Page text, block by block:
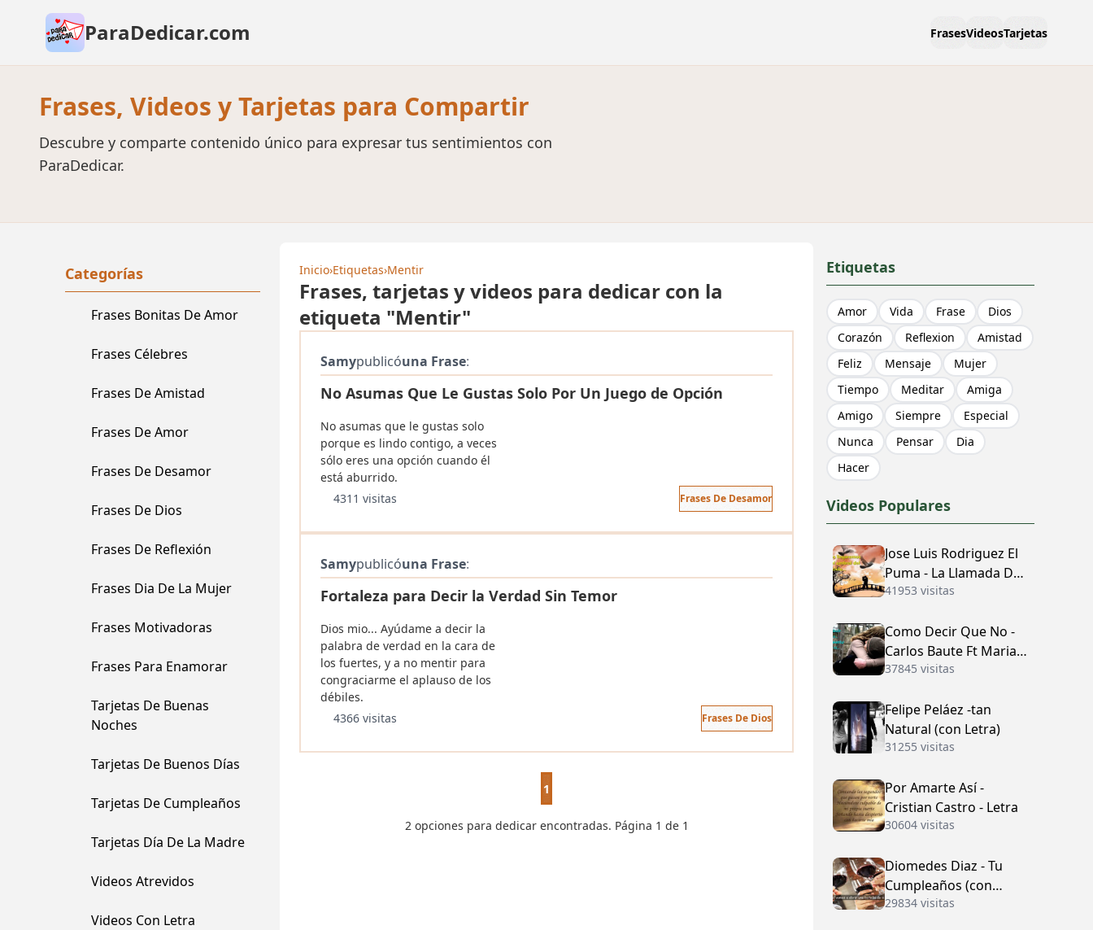
ParaDedicar.com FrasesVideosTarjetas
Frases, Videos y Tarjetas para Compartir
Descubre y comparte contenido único para expresar tus sentimientos con
ParaDedicar.
Categorías
Frases Bonitas De Amor
Frases Célebres
Frases De Amistad
Frases De Amor
Frases De Desamor
Frases De Dios
Frases De Reflexión
Frases Dia De La Mujer
Frases Motivadoras
Frases Para Enamorar
Tarjetas De Buenas
Noches
Tarjetas De Buenos Días
Tarjetas De Cumpleaños
Tarjetas Día De La Madre
Videos Atrevidos
Videos Con Letra
Inicio›Etiquetas›Mentir
Frases, tarjetas y videos para dedicar con la
etiqueta "Mentir"
Samypublicóuna Frase:
No Asumas Que Le Gustas Solo Por Un Juego de Opción
No asumas que le gustas solo
porque es lindo contigo, a veces
sólo eres una opción cuando él
está aburrido.
4311 visitas
Frases De Desamor
Samypublicóuna Frase:
Fortaleza para Decir la Verdad Sin Temor
Dios mio... Ayúdame a decir la
palabra de verdad en la cara de
los fuertes, y a no mentir para
congraciarme el aplauso de los
débiles.
4366 visitas
Frases De Dios
1
2 opciones para dedicar encontradas. Página 1 de 1
Etiquetas
Amor Vida Frase
Dios
Corazón
Reflexion
Amistad
Feliz
Mensaje
Mujer
Tiempo
Meditar
Amiga
Amigo
Siempre
Especial
Nunca
Pensar
Dia
Hacer
Videos Populares
Jose Luis Rodriguez El
Puma - La Llamada Del
Amor (con Letra)
41953 visitas
Como Decir Que No -
Carlos Baute Ft Maria
José (con Letra)
37845 visitas
Felipe Peláez -tan
Natural (con Letra)
31255 visitas
Por Amarte Así -
Cristian Castro - Letra
30604 visitas
Diomedes Diaz - Tu
Cumpleaños (con
Letra)
29834 visitas